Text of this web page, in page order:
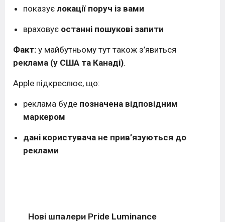
показує локації поруч із вами
враховує останні пошукові запити
Факт: у майбутньому тут також з’явиться
реклама (у США та Канаді).
Apple підкреслює, що:
реклама буде позначена відповідним
маркером
дані користувача не прив’язуються до
реклами
Нові шпалери Pride Luminance